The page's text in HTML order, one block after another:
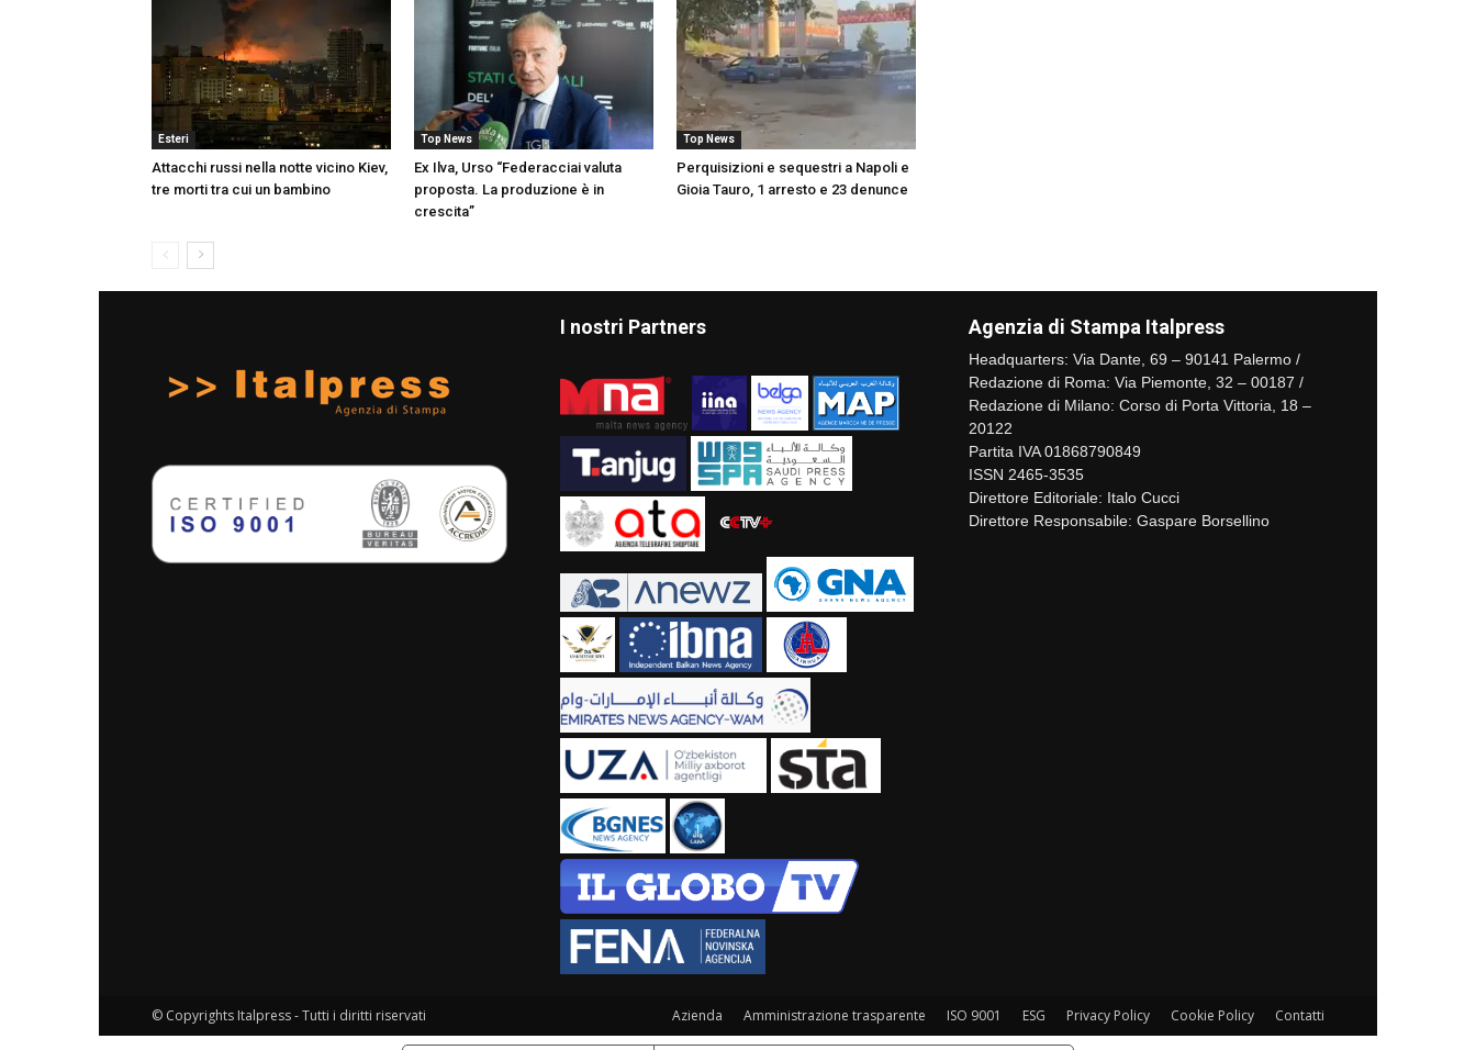
Esteri
Attacchi russi nella notte vicino Kiev,
tre morti tra cui un bambino
Top News
Ex Ilva, Urso “Federacciai valuta
proposta. La produzione è in
crescita”
Top News
Perquisizioni e sequestri a Napoli e
Gioia Tauro, 1 arresto e 23 denunce
I nostri Partners Agenzia di Stampa Italpress
Headquarters: Via Dante, 69 – 90141 Palermo /
Redazione di Roma: Via Piemonte, 32 – 00187 /
Redazione di Milano: Corso di Porta Vittoria, 18 –
20122
Partita IVA 01868790849
ISSN 2465-3535
Direttore Editoriale: Italo Cucci
Direttore Responsabile: Gaspare Borsellino
Azienda Amministrazione trasparente ISO 9001 ESG Privacy Policy Cookie Policy Contatti
© Copyrights Italpress - Tutti i diritti riservati